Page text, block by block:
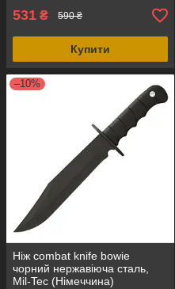
531 ₴ 590 ₴
Купити
–10%
Ніж combat knife bowie
чорний нержавіюча сталь,
Mil-Tec (Німеччина)